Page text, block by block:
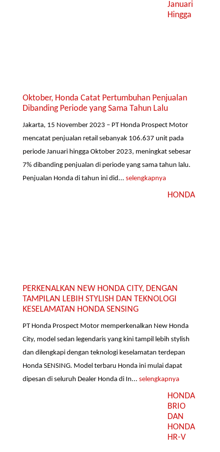
Januari
Hingga
Oktober, Honda Catat Pertumbuhan Penjualan
Dibanding Periode yang Sama Tahun Lalu
Jakarta, 15 November 2023 – PT Honda Prospect Motor
mencatat penjualan retail sebanyak 106.637 unit pada
periode Januari hingga Oktober 2023, meningkat sebesar
7% dibanding penjualan di periode yang sama tahun lalu.
Penjualan Honda di tahun ini did...selengkapnya
HONDA
PERKENALKAN NEW HONDA CITY, DENGAN
TAMPILAN LEBIH STYLISH DAN TEKNOLOGI
KESELAMATAN HONDA SENSING
PT Honda Prospect Motor memperkenalkan New Honda
City, model sedan legendaris yang kini tampil lebih stylish
dan dilengkapi dengan teknologi keselamatan terdepan
Honda SENSING. Model terbaru Honda ini mulai dapat
dipesan di seluruh Dealer Honda di In...selengkapnya
HONDA
BRIO
DAN
HONDA
HR-V